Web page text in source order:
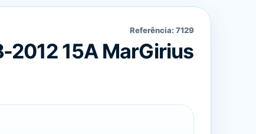
Referência: 7129
2012 15A MarGirius